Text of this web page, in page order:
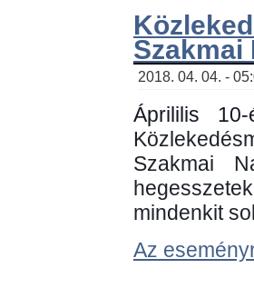
Szakmai
2018. 04. 04. -
Áprililis
Szakmai
mindenkit
Az